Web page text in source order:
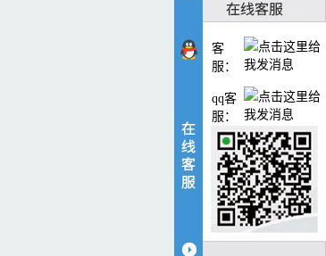
客
服：
qq客
服：